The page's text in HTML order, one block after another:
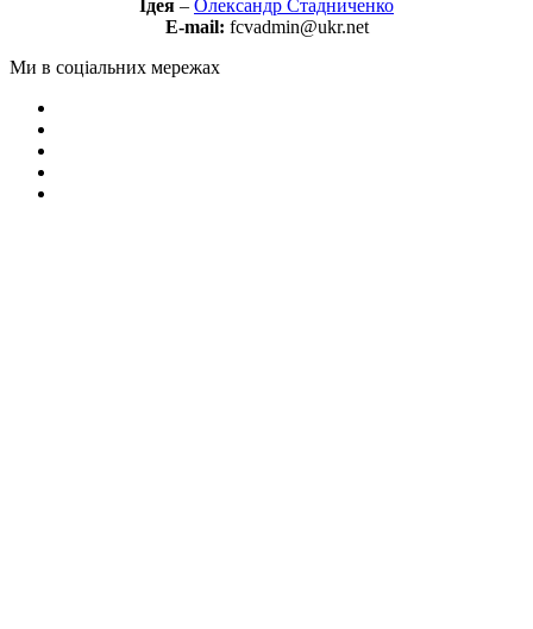
Ідея – Олександр Стадниченко
E-mail: fcvadmin@ukr.net
Ми в соціальних мережах